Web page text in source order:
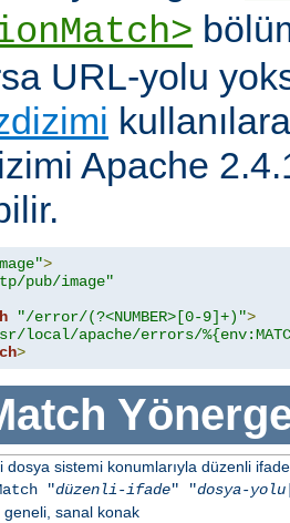
URL-yolu
Apache
>
pub/image"
"/error/(?<NUMBER>[0-9]+)">
local/apache/errors/
>
dosya sistemi konumlarıyla düzenli
"düzenli-ifade" "dosya-yolu
geneli, sanal konak